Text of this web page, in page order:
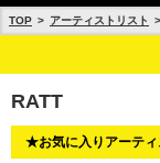
TOP アーティストリスト
RATT
★お気に入りアーティ